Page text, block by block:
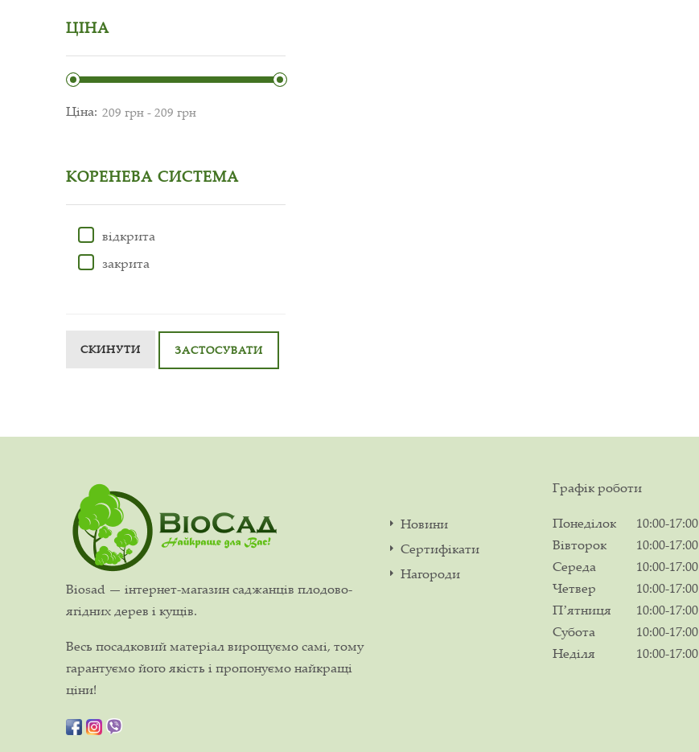
ЦІНА
Ціна:
КОРЕНЕВА СИСТЕМА
відкрита
закрита
СКИНУТИ ЗАСТОСУВАТИ
Biosad — інтернет-магазин саджанців плодово-
ягідних дерев і кущів.
Весь посадковий матеріал вирощуємо самі, тому
гарантуємо його якість і пропонуємо найкращі
ціни!
Новини
Сертифікати
Нагороди
Графік роботи
Понеділок
10:00-17:00
Вівторок
10:00-17:00
Середа
10:00-17:00
Четвер
10:00-17:00
Пʼятниця
10:00-17:00
Субота
10:00-17:00
Неділя
10:00-17:00